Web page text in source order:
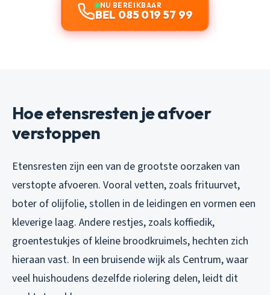
NU BEREIKBAAR
BEL 085 019 57 99
Hoe etensresten je afvoer
verstoppen
Etensresten zijn een van de grootste oorzaken van
verstopte afvoeren. Vooral vetten, zoals frituurvet,
boter of olijfolie, stollen in de leidingen en vormen een
kleverige laag. Andere restjes, zoals koffiedik,
groentestukjes of kleine broodkruimels, hechten zich
hieraan vast. In een bruisende wijk als Centrum, waar
veel huishoudens dezelfde riolering delen, leidt dit